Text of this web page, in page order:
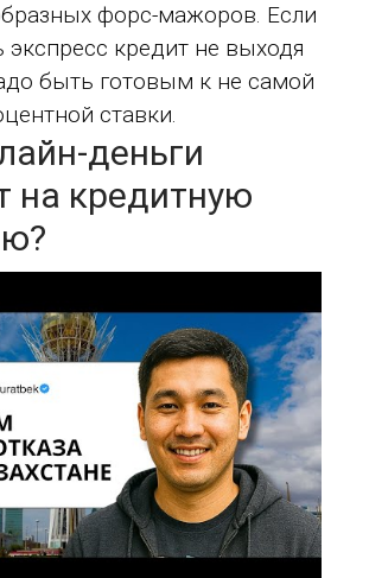
форс-мажоров. Если
кредит не выходя
быть готовым к не самой
ставки.
деньги
на кредитную